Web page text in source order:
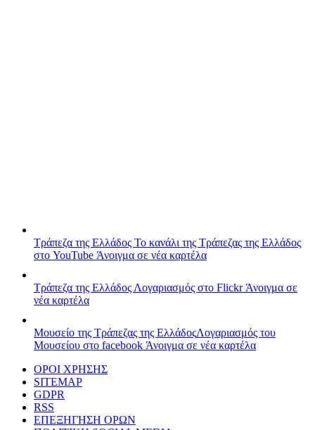
Τράπεζα της Ελλάδος Το κανάλι της Τράπεζας της Ελλάδος
στο YouTube Άνοιγμα σε νέα καρτέλα
Τράπεζα της Ελλάδος Λογαριασμός στο FlickrΆνοιγμα σε
νέα καρτέλα
Μουσείο της Τράπεζας της ΕλλάδοςΛογαριασμός του
Μουσείου στο facebook Άνοιγμα σε νέα καρτέλα
ΟΡΟΙ ΧΡΗΣΗΣ
SITEMAP
GDPR
RSS
ΕΠΕΞΗΓΗΣΗ ΟΡΩΝ